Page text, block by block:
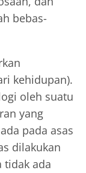
bebas-
kehidupan).
oleh suatu
yang
pada asas
dilakukan
tidak ada